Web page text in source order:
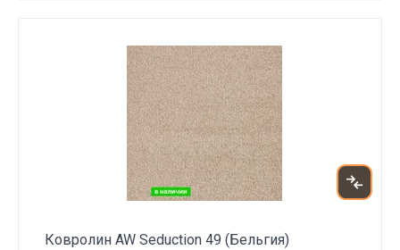
Ковролин AW Seduction 49 (Бельгия)